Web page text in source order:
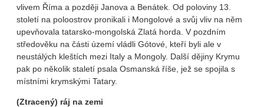
vlivem Říma a později Janova a Benátek. Od poloviny 13.
století na poloostrov pronikali i Mongolové a svůj vliv na něm
upevňovala tatarsko-mongolská Zlatá horda. V pozdním
středověku na části území vládli Gótové, kteří byli ale v
neustálých kleštích mezi Italy a Mongoly. Další dějiny Krymu
pak po několik staletí psala Osmanská říše, jež se spojila s
místními krymskými Tatary.
(Ztracený) ráj na zemi